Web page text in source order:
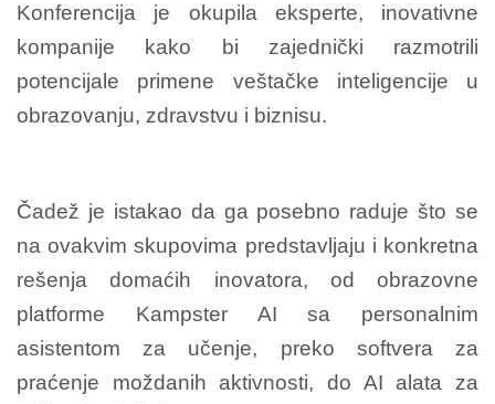
Konferencija je okupila eksperte, inovativne
kompanije kako bi zajednički razmotrili
potencijale primene veštačke inteligencije u
obrazovanju, zdravstvu i biznisu.
Čadež je istakao da ga posebno raduje što se
na ovakvim skupovima predstavljaju i konkretna
rešenja domaćih inovatora, od obrazovne
platforme Kampster AI sa personalnim
asistentom za učenje, preko softvera za
praćenje moždanih aktivnosti, do AI alata za